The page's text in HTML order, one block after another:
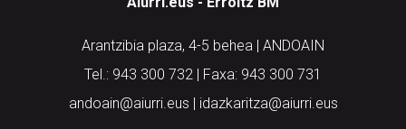
Arantzibia plaza, 4-5 behea | ANDOAIN
Tel.: 943 300 732 | Faxa: 943 300 731
andoain@aiurri.eus | idazkaritza@aiurri.eus